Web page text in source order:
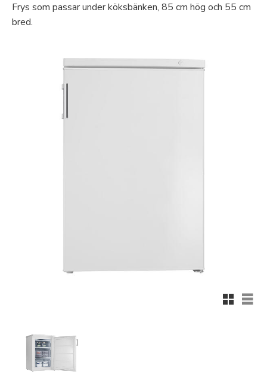
Frys som passar under köksbänken, 85 cm hög och 55 cm
bred.